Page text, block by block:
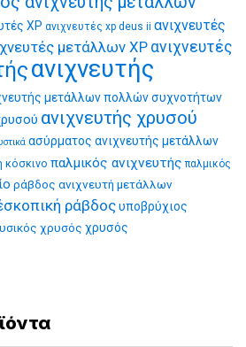
XP ανιχνευτές xp deus ii ανιχνευτές
μετάλλων XP ανιχνευτές
ανιχνευτής
μετάλλων πολλών συχνοτήτων
ανιχνευτής χρυσού
ασύρματος ανιχνευτής μετάλλων
κόσκινο παλμικός ανιχνευτής παλμικός
ράβδος ανιχνευτή μετάλλων
ράβδοςυποβρύχιος
χρυσός χρυσός